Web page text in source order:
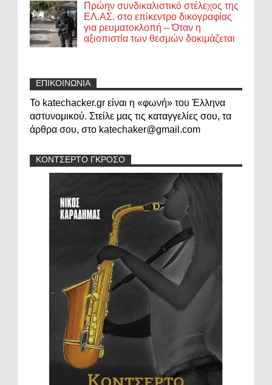
Πρώην συνδικαλιστικό στέλεχος της
ΕΛ.ΑΣ. στο επίκεντρο δικογραφίας
για ρευματοκλοπή – Όταν η
αξιοπιστία των θεσμών δοκιμάζεται
ΕΠΙΚΟΙΝΩΝΙΑ
Το katechacker.gr είναι η «φωνή» του Έλληνα
αστυνομικού. Στείλε μας τις καταγγελίες σου, τα
άρθρα σου, στο katechaker@gmail.com
ΚΟΝΤΣΕΡΤΟ ΓΚΡΟΣΟ